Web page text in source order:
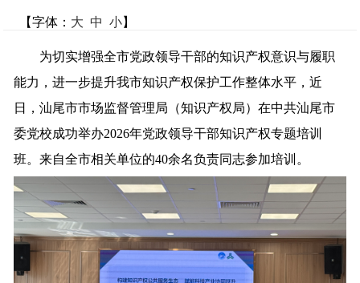
【字体： 大 中 小】
为切实增强全市党政领导干部的知识产权意识与履职
能力，进一步提升我市知识产权保护工作整体水平，近
日，汕尾市市场监督管理局（知识产权局）在中共汕尾市
委党校成功举办2026年党政领导干部知识产权专题培训
班。来自全市相关单位的40余名负责同志参加培训。